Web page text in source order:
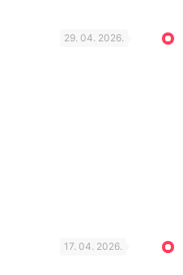
29. 04. 2026.
17. 04. 2026.